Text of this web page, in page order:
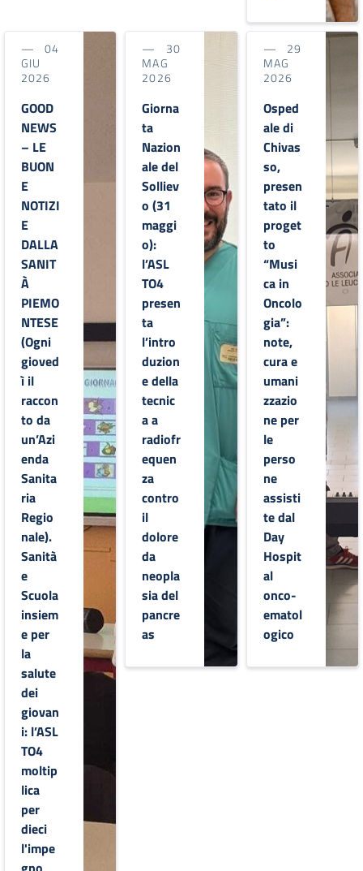
04
GIU
2026
GOOD
NEWS
– LE
BUON
E
NOTIZI
E
DALLA
SANIT
À
PIEMO
NTESE
(Ogni
gioved
ì il
raccon
to da
un’Azi
enda
Sanita
ria
Regio
nale).
Sanità
e
Scuola
insiem
e per
la
salute
dei
giovan
i: l’ASL
TO4
moltip
lica
per
dieci
l'impe
30
MAG
2026
Giorna
ta
Nazion
ale del
Solliev
o (31
maggi
o):
l’ASL
TO4
presen
ta
l’intro
duzion
e della
tecnic
a a
radiofr
equen
za
contro
il
dolore
da
neopla
sia del
pancre
as
29
MAG
2026
Osped
ale di
Chivas
so,
presen
tato il
proget
to
“Musi
ca in
Oncolo
gia”:
note,
cura e
umani
zzazio
ne per
le
perso
ne
assisti
te dal
Day
Hospit
al
onco-
ematol
ogico